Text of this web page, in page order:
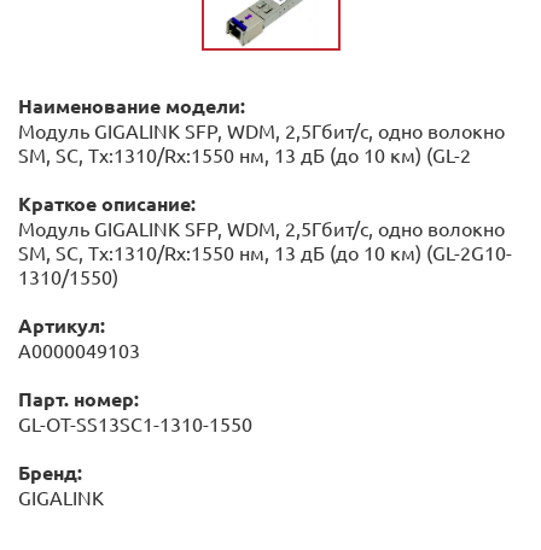
Наименование модели:
Модуль GIGALINK SFP, WDM, 2,5Гбит/с, одно волокно
SM, SC, Tx:1310/Rx:1550 нм, 13 дБ (до 10 км) (GL-2
Краткое описание:
Модуль GIGALINK SFP, WDM, 2,5Гбит/с, одно волокно
SM, SC, Tx:1310/Rx:1550 нм, 13 дБ (до 10 км) (GL-2G10-
1310/1550)
Артикул:
А0000049103
Парт. номер:
GL-OT-SS13SC1-1310-1550
Бренд:
GIGALINK